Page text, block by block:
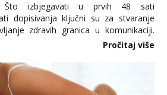
Što izbjegavati u prvih 48 sati
dopisivanja ključni su za stvaranje
zdravih granica u komunikaciji.
otkrivanje osobnih ili intimnih
osoba još nije zaslužila to
Pročitaj više